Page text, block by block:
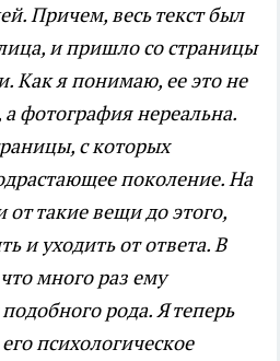
Причем, весь текст был
и пришло со страницы
Как я понимаю, ее это не
фотография нереальна.
с которых
поколение. На
такие вещи до этого,
и уходить от ответа. В
много раз ему
рода. Я теперь
психологическое